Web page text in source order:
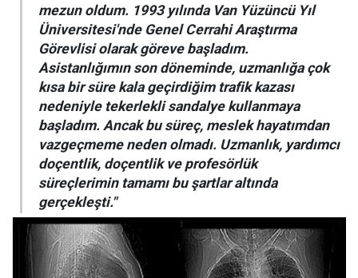
mezun oldum. 1993 yılında Van Yüzüncü Yıl
Üniversitesi'nde Genel Cerrahi Araştırma
Görevlisi olarak göreve başladım.
Asistanlığımın son döneminde, uzmanlığa çok
kısa bir süre kala geçirdiğim trafik kazası
nedeniyle tekerlekli sandalye kullanmaya
başladım. Ancak bu süreç, meslek hayatımdan
vazgeçmeme neden olmadı. Uzmanlık, yardımcı
doçentlik, doçentlik ve profesörlük
süreçlerimin tamamı bu şartlar altında
gerçekleşti."